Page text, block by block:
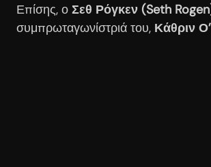
Επίσης, ο Σεθ Ρόγκεν (Seth
συμπρωταγωνίστριά του, Κάθριν